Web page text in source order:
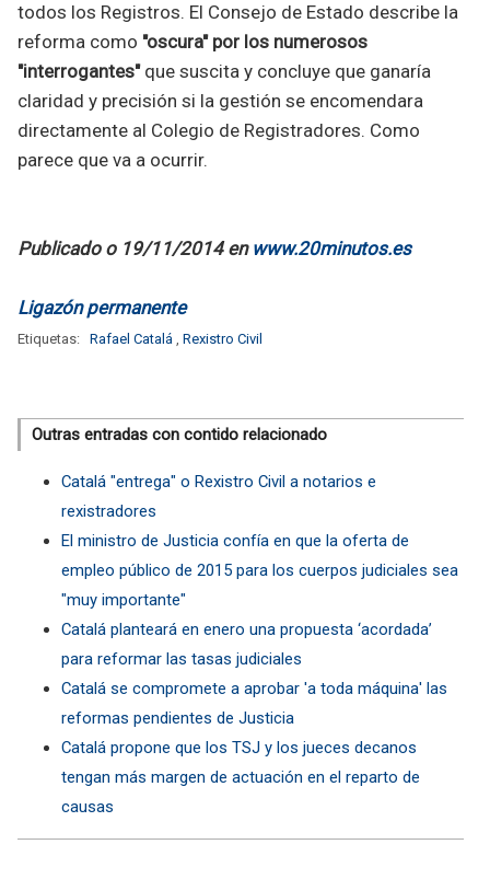
todos los Registros. El Consejo de Estado describe la
reforma como "oscura" por los numerosos
"interrogantes"que suscita y concluye que ganaría
claridad y precisión si la gestión se encomendara
directamente al Colegio de Registradores. Como
parece que va a ocurrir.
Publicado o 19/11/2014 en www.20minutos.es
Ligazón permanente
Etiquetas: Rafael Catalá , Rexistro Civil
Outras entradas con contido relacionado
Catalá "entrega" o Rexistro Civil a notarios e
rexistradores
El ministro de Justicia confía en que la oferta de
empleo público de 2015 para los cuerpos judiciales sea
"muy importante"
Catalá planteará en enero una propuesta ‘acordada’
para reformar las tasas judiciales
Catalá se compromete a aprobar 'a toda máquina' las
reformas pendientes de Justicia
Catalá propone que los TSJ y los jueces decanos
tengan más margen de actuación en el reparto de
causas